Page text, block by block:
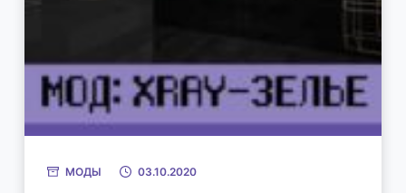
МОДЫ 03.10.2020